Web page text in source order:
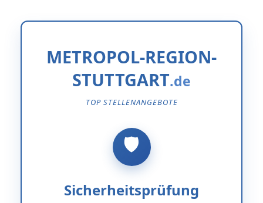
METROPOL-REGION-
STUTTGART
TOP STELLENANGEBOTE
Sicherheitsprüfung